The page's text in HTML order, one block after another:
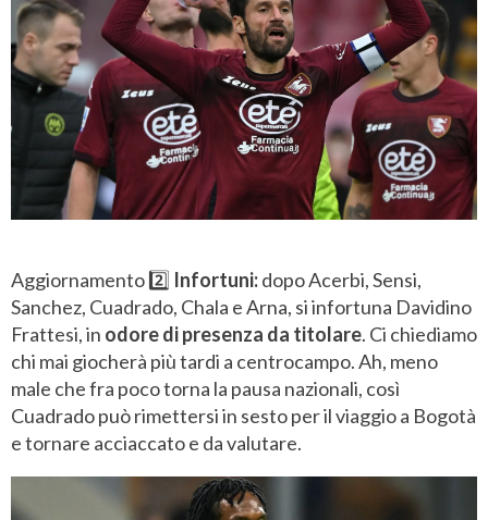
Aggiornamento 2️⃣ Infortuni:dopo Acerbi, Sensi,
Sanchez, Cuadrado, Chala e Arna, si infortuna Davidino
Frattesi, in odore di presenza da titolare. Ci chiediamo
chi mai giocherà più tardi a centrocampo. Ah, meno
male che fra poco torna la pausa nazionali, così
Cuadrado può rimettersi in sesto per il viaggio a Bogotà
e tornare acciaccato e da valutare.